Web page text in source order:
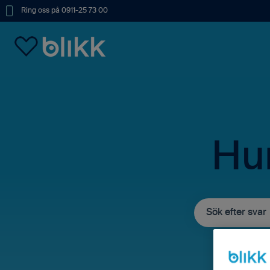
Ring oss på 0911-25 73 00